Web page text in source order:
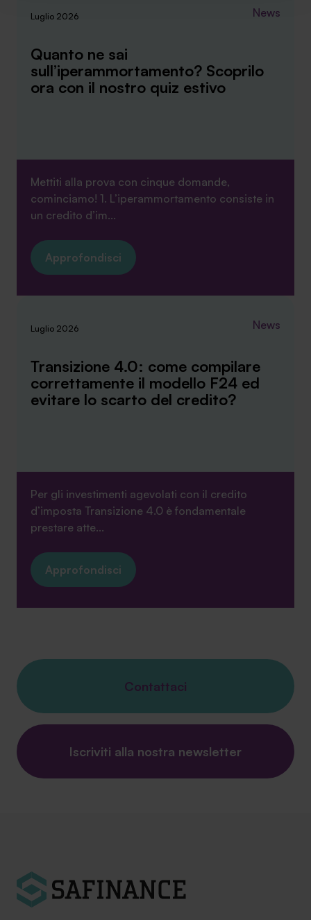
verranno installati i soli cookie necessari al
sopra.
Luglio 2026 News
Quanto ne sai
sull’iperammortamento? Scoprilo
ora con il nostro quiz estivo
Mettiti alla prova con cinque domande,
cominciamo! 1. L’iperammortamento consiste in
un credito d’im...
Approfondisci
Luglio 2026 News
Transizione 4.0: come compilare
correttamente il modello F24 ed
evitare lo scarto del credito?
Per gli investimenti agevolati con il credito
d’imposta Transizione 4.0 è fondamentale
prestare atte...
Approfondisci
Contattaci
Iscriviti alla nostra newsletter